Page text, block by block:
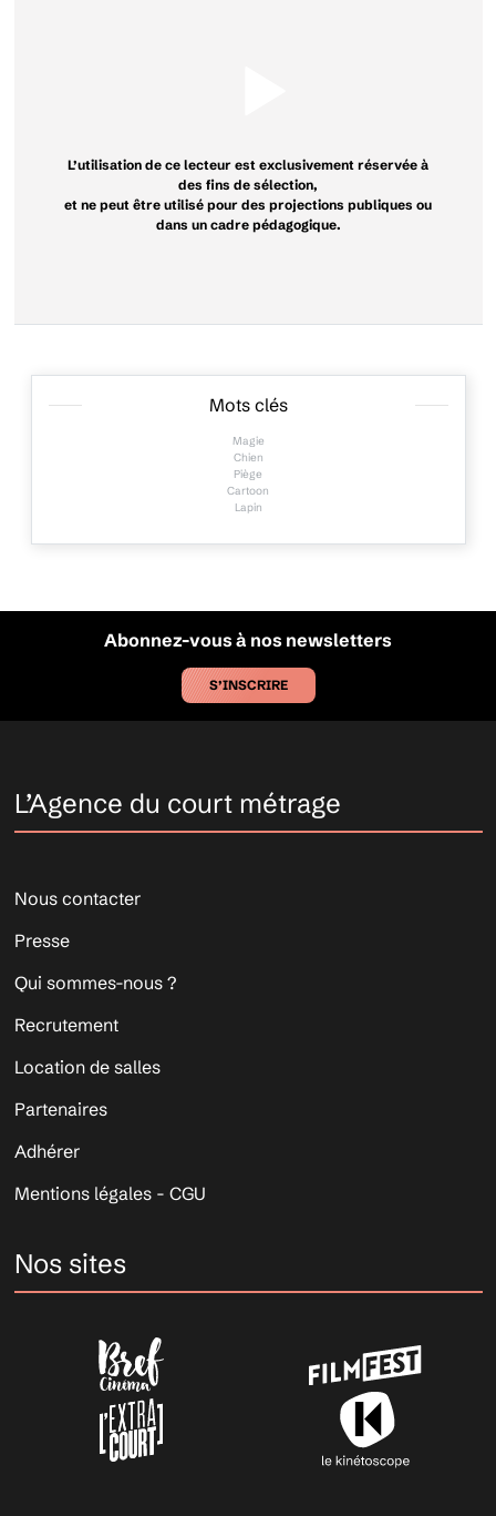
L’utilisation de ce lecteur est exclusivement réservée à
des fins de sélection,
et ne peut être utilisé pour des projections publiques ou
dans un cadre pédagogique.
Mots clés
Magie
Chien
Piège
Cartoon
Lapin
Abonnez-vous à nos newsletters
S’INSCRIRE
L’Agence du court métrage
Nous contacter
Presse
Qui sommes-nous ?
Recrutement
Location de salles
Partenaires
Adhérer
Mentions légales - CGU
Nos sites